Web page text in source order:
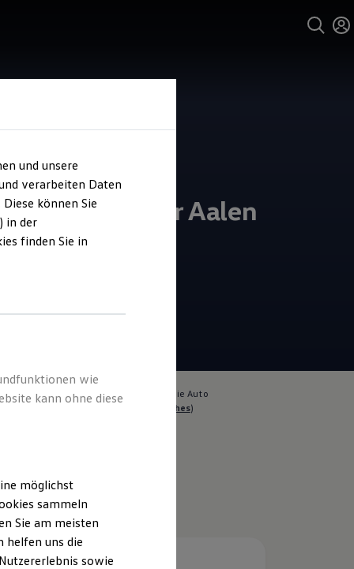
Bierschneider Aalen
4.6| 41 Bewertungen
für die Inhalte auf dieser Seite ist die Auto
Impressum & Rechtliches)
und unsere
verarbeiten Daten
können Sie
in der
finden Sie in
wie
kann ohne diese
möglichst
sammeln
Sie am meisten
helfen uns die
sowie